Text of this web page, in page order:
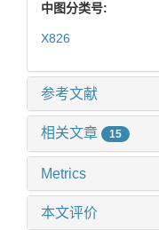
中图分类号:
X826
参考文献
相关文章 15
Metrics
本文评价